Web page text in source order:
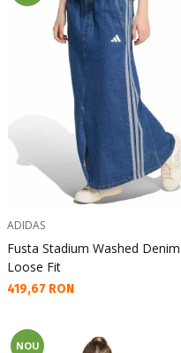
ADIDAS
Fusta Stadium Washed Denim
Loose Fit
Текуща цена:
419,67 RON
NOU